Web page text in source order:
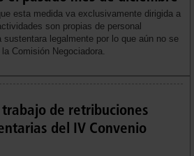
esta medida va exclusivamente dirigida a
son propias de personal
legalmente por lo que aún no se
Comisión Negociadora.
de retribuciones
del IV Convenio